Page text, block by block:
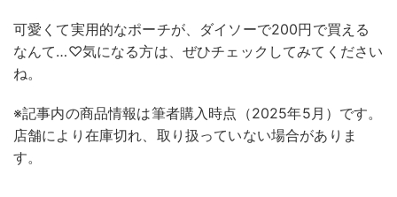
可愛くて実用的なポーチが、ダイソーで200円で買える
なんて…♡気になる方は、ぜひチェックしてみてください
ね。
※記事内の商品情報は筆者購入時点（2025年5月）です。
店舗により在庫切れ、取り扱っていない場合がありま
す。